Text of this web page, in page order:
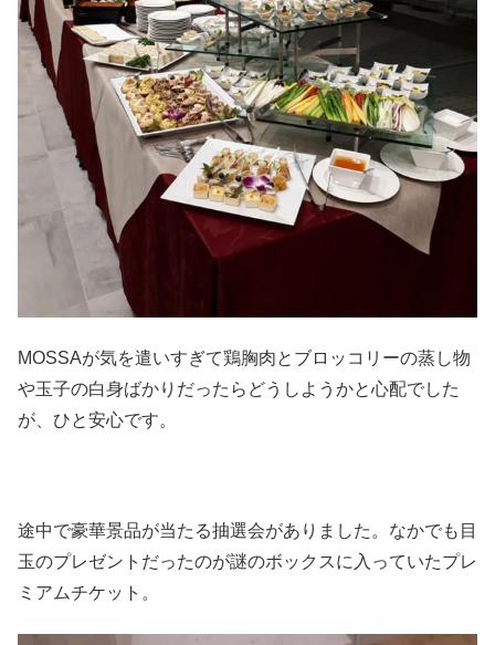
MOSSAが気を遣いすぎて鶏胸肉とブロッコリーの蒸し物
や玉子の白身ばかりだったらどうしようかと心配でした
が、ひと安心です。
途中で豪華景品が当たる抽選会がありました。なかでも目
玉のプレゼントだったのが謎のボックスに入っていたプレ
ミアムチケット。